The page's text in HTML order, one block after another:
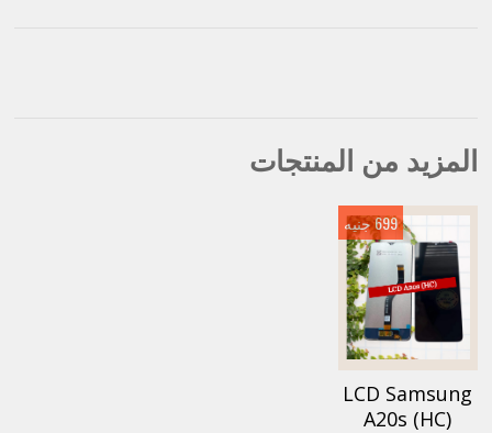
المزيد من المنتجات
LCD Samsung
A20s (HC)
699 جنيه